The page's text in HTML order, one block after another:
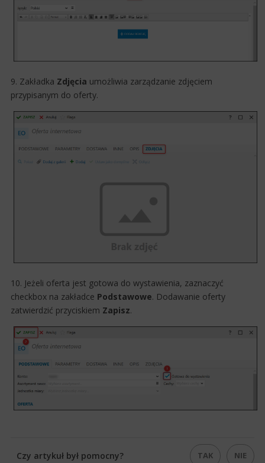
9. Zakładka Zdjęcia ​ umożliwia zarządzanie zdjęciem
przypisanym do oferty.
10. Jeżeli oferta jest gotowa do wystawienia, zaznaczyć
checkbox na zakładce Podstawowe. Dodawanie oferty
zatwierdzić przyciskiem Zapisz.
Czy artykuł był pomocny? TAK NIE